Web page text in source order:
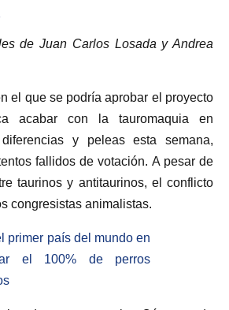
de Juan Carlos Losada y Andrea
el que se podría aprobar el proyecto
acabar con la tauromaquia en
y peleas esta semana,
fallidos de votación. A pesar de
taurinos y antitaurinos, el conflicto
congresistas animalistas.
primer país del mundo en
el 100% de perros